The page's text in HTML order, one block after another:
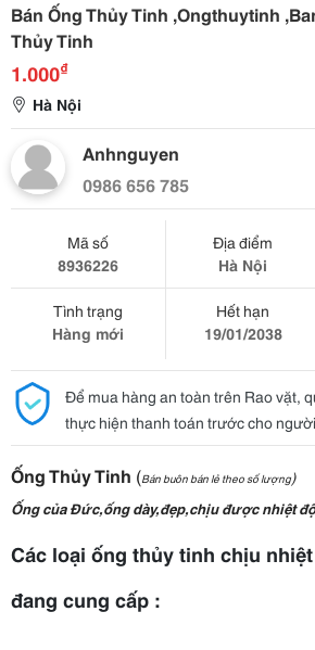
Bán Ống Thủy Tinh ,Ongthuytinh
Thủy Tinh
1.000₫
Hà Nội
Anhnguyen
0986 656 785
Mã số
8936226
Địa điểm
Hà Nội
Tình trạng
Hàng mới
Hết hạn
19/01/2038
Để mua hàng an toàn trên Rao vặt,
thực hiện thanh toán trước cho
Ống Thủy Tinh (Bán buôn bán lẻ theo số lượng)
Ống của Đức,ống dày,đẹp,chịu được nhiệt
Các loại ống thủy tinh chịu
đang cung cấp :